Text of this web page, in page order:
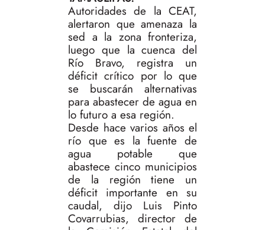
Autoridades de la CEAT,
alertaron que amenaza la
sed a la zona fronteriza,
luego que la cuenca del
Río Bravo, registra un
déficit crítico por lo que
se buscarán alternativas
para abastecer de agua en
lo futuro a esa región.
Desde hace varios años el
río que es la fuente de
agua potable que
abastece cinco municipios
de la región tiene un
déficit importante en su
caudal, dijo Luis Pinto
Covarrubias, director de